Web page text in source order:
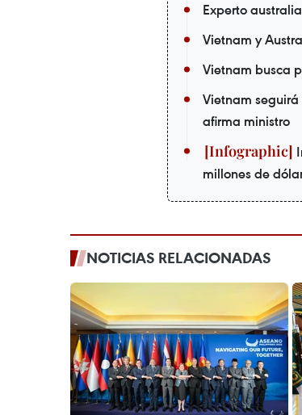
Experto
Vietnam y
Vietnam busca
Vietnam
afirma ministro
millones de
NOTICIAS RELACIONADAS